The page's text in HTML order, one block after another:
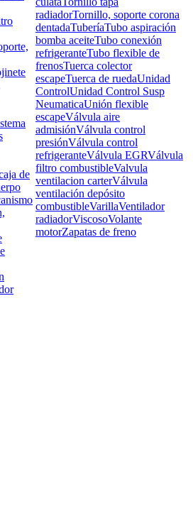
de
radiadorTornillo, soporte corona
dentadaTuberíaTubo aspiración
bomba aceiteTubo conexión
refrigeranteTubo flexible de
frenosTuerca colector
escapeTuerca de ruedaUnidad
ControlUnidad Control Susp
NeumaticaUnión flexible
escapeVálvula aire
admisiónVálvula control
presiónVálvula control
refrigeranteVálvula EGRVálvula
filtro combustibleValvula
ventilacion carterVálvula
ventilación depósito
combustibleVarillaVentilador
radiadorViscosoVolante
motorZapatas de freno